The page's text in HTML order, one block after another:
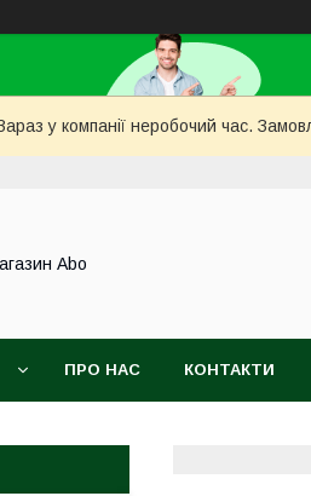
у компанії неробочий час.
Abo
ПРО НАС КОНТАКТИ